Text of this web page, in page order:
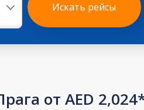
Искать рейсы
от AED